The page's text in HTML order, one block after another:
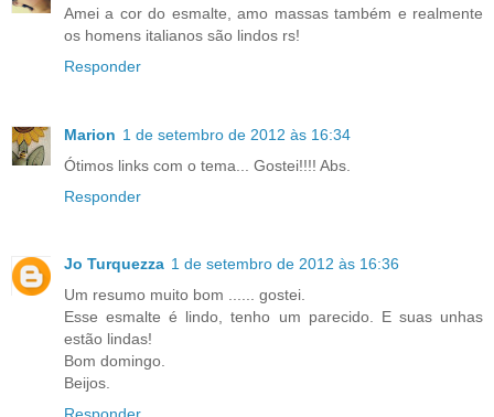
Amei a cor do esmalte, amo massas também e realmente
os homens italianos são lindos rs!
Responder
Marion 1 de setembro de 2012 às 16:34
Ótimos links com o tema... Gostei!!!! Abs.
Responder
Jo Turquezza 1 de setembro de 2012 às 16:36
Um resumo muito bom ...... gostei.
Esse esmalte é lindo, tenho um parecido. E suas unhas
estão lindas!
Bom domingo.
Beijos.